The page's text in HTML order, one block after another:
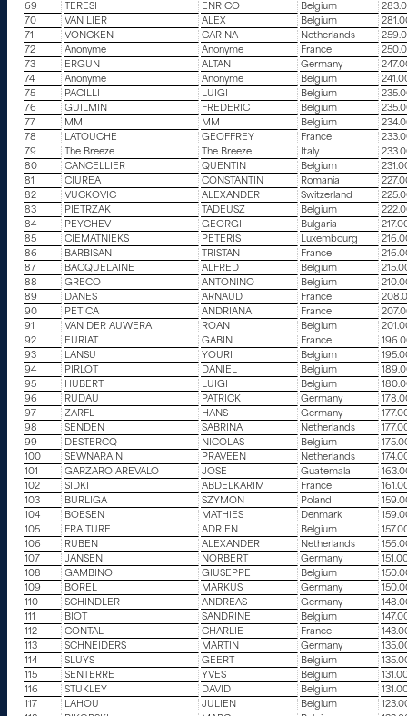
69
TERESI ENRICO Belgium
70
VAN LIER ALEX Belgium
71
VONCKEN CARINA Netherlands
72
Anonyme Anonyme France
73
ERGUN ALTAN Germany
74
Anonyme Anonyme Belgium
75
PACILLI LUIGI Belgium
76
GUILMIN FREDERIC Belgium
77
MM MM Belgium
78
LATOUCHE GEOFFREY France
79
The Breeze The Breeze Italy
80
CANCELLIER QUENTIN Belgium
81
CIUREA CONSTANTIN Romania
82
VUCKOVIC ALEXANDER Switzerland
83
PIETRZAK TADEUSZ Belgium
84
PEYCHEV GEORGI Bulgaria
85
CIEMATNIEKS PETERIS Luxembourg
86
BARBISAN TRISTAN France
87
BACQUELAINE ALFRED Belgium
88
GRECO ANTONINO Belgium
89
DANES ARNAUD France
90
PETICA ANDRIANA France
91
VAN DER AUWERA ROAN Belgium
92
EURIAT GABIN France
93
LANSU YOURI Belgium
94
PIRLOT DANIEL Belgium
95
HUBERT LUIGI Belgium
96
RUDAU PATRICK Germany
97
ZARFL HANS Germany
98
SENDEN SABRINA Netherlands
99
DESTERCQ NICOLAS Belgium
100
SEWNARAIN PRAVEEN Netherlands
101
GARZARO AREVALO JOSE Guatemala
102
SIDKI ABDELKARIM France
103
BURLIGA SZYMON Poland
104
BOESEN MATHIES Denmark
105
FRAITURE ADRIEN Belgium
106
RUBEN ALEXANDER Netherlands
107
JANSEN NORBERT Germany
108
GAMBINO GIUSEPPE Belgium
109
BOREL MARKUS Germany
110
SCHINDLER ANDREAS Germany
111
BIOT SANDRINE Belgium
112
CONTAL CHARLIE France
113
SCHNEIDERS MARTIN Germany
114
SLUYS GEERT Belgium
115
SENTERRE YVES Belgium
116
STUKLEY DAVID Belgium
117
LAHOU JULIEN Belgium